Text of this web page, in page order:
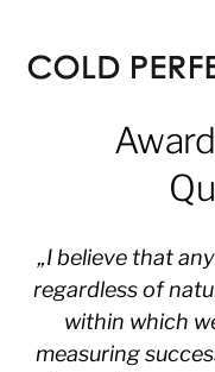
PERFECTION
„I believe that
regardless of
within which
measuring